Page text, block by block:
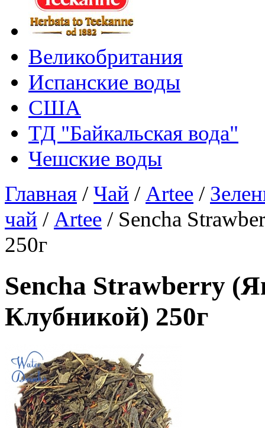
Великобритания
Испанские воды
США
ТД "Байкальская вода"
Чешские воды
Главная /Чай /Artee /
чай /Artee / Sencha
250г
Sencha Strawberry
Клубникой) 250г